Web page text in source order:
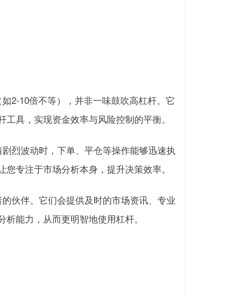
2-10倍不等），并非一味鼓吹高杠杆。它
具，实现资金效率与风险控制的平衡。
烈波动时，下单、平仓等操作能够迅速执
专注于市场分析本身，提升决策效率。
伙伴。它们会提供及时的市场资讯、专业
能力，从而更明智地使用杠杆。